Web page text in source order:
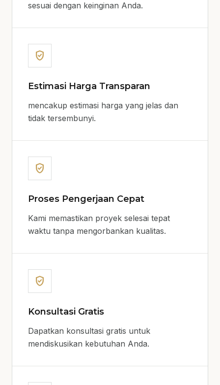
sesuai dengan keinginan Anda.
verified_user
Estimasi Harga Transparan
mencakup estimasi harga yang jelas dan
tidak tersembunyi.
verified_user
Proses Pengerjaan Cepat
Kami memastikan proyek selesai tepat
waktu tanpa mengorbankan kualitas.
verified_user
Konsultasi Gratis
Dapatkan konsultasi gratis untuk
mendiskusikan kebutuhan Anda.